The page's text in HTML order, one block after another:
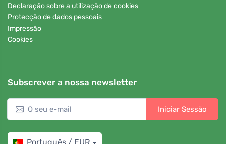
Declaração sobre a utilização de cookies
Protecção de dados pessoais
Impressão
Cookies
Subscrever a nossa newsletter
Iniciar Sessão